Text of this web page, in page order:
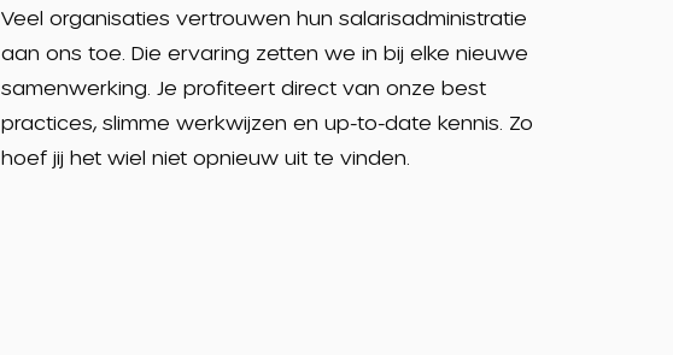
Veel organisaties vertrouwen hun salarisadministratie
aan ons toe. Die ervaring zetten we in bij elke nieuwe
samenwerking. Je profiteert direct van onze best
practices, slimme werkwijzen en up-to-date kennis. Zo
hoef jij het wiel niet opnieuw uit te vinden.